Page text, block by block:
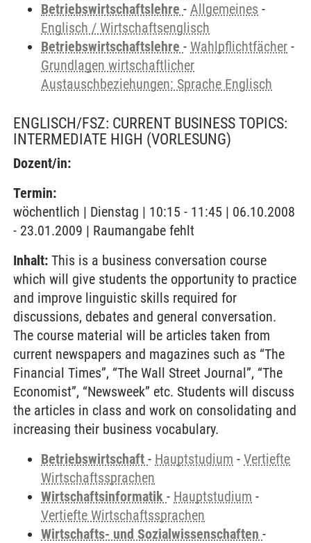
Betriebswirtschaftslehre - Allgemeines -
Englisch / Wirtschaftsenglisch
Betriebswirtschaftslehre - Wahlpflichtfächer -
Grundlagen wirtschaftlicher
Austauschbeziehungen: Sprache Englisch
ENGLISCH/FSZ: CURRENT BUSINESS TOPICS:
INTERMEDIATE HIGH (VORLESUNG)
Dozent/in:
Termin:
wöchentlich | Dienstag | 10:15 - 11:45 | 06.10.2008
- 23.01.2009 | Raumangabe fehlt
Inhalt: This is a business conversation course
which will give students the opportunity to practice
and improve linguistic skills required for
discussions, debates and general conversation.
The course material will be articles taken from
current newspapers and magazines such as “The
Financial Times”, “The Wall Street Journal”, “The
Economist”, “Newsweek” etc. Students will discuss
the articles in class and work on consolidating and
increasing their business vocabulary.
Betriebswirtschaft - Hauptstudium - Vertiefte
Wirtschaftssprachen
Wirtschaftsinformatik - Hauptstudium -
Vertiefte Wirtschaftssprachen
Wirtschafts- und Sozialwissenschaften -